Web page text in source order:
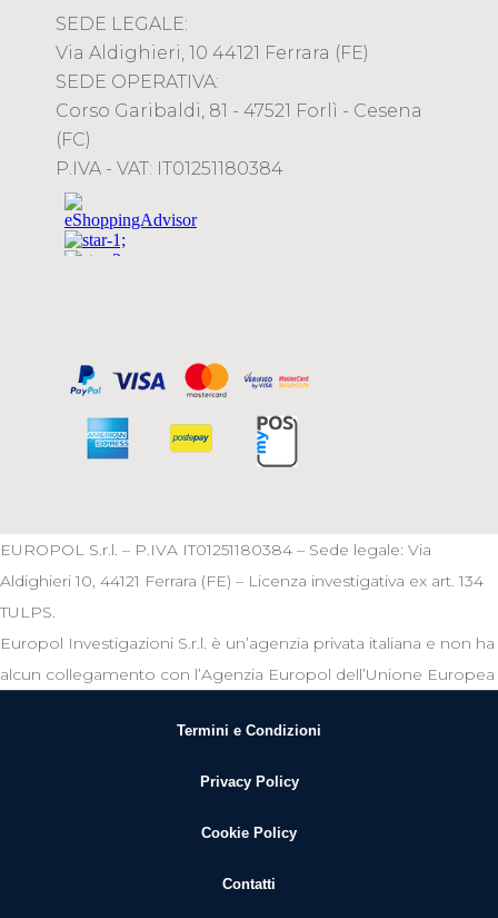
SEDE LEGALE:
Via Aldighieri, 10 44121 Ferrara (FE)
SEDE OPERATIVA:
Corso Garibaldi, 81 - 47521 Forlì - Cesena
(FC)
P.IVA - VAT: IT01251180384
EUROPOL S.r.l. – P.IVA IT01251180384 – Sede legale: Via
Aldighieri 10, 44121 Ferrara (FE) – Licenza investigativa ex art. 134
TULPS.
Europol Investigazioni S.r.l. è un’agenzia privata italiana e non ha
alcun collegamento con l’Agenzia Europol dell’Unione Europea
Termini e Condizioni
Privacy Policy
Cookie Policy
Contatti